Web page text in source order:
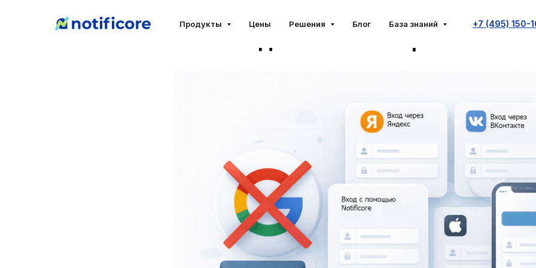
Продукты Цены Решения Блог База знаний +7 (495) 150-
Чем заменить авторизацию